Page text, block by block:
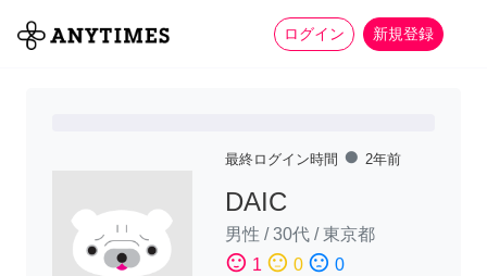
ログイン 新規登録
全て 家事 more_horiz
最終ログイン時間 fiber_manual_record 2年前
DAIC
男性 /30代 /東京都
sentiment_satisfied 1 sentiment_neutral 0 sentiment_dissatisfied 0